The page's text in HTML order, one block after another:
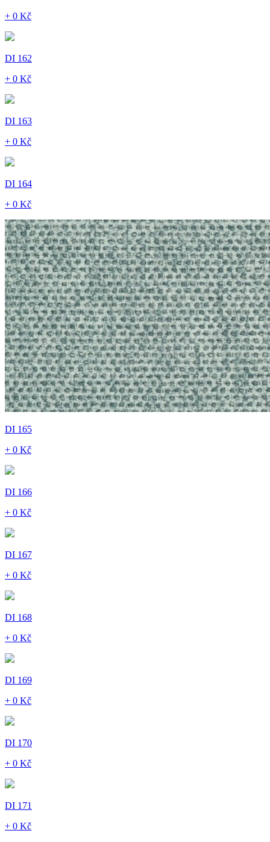
+ 0 Kč
DI 162
+ 0 Kč
DI 163
+ 0 Kč
DI 164
+ 0 Kč
DI 165
+ 0 Kč
DI 166
+ 0 Kč
DI 167
+ 0 Kč
DI 168
+ 0 Kč
DI 169
+ 0 Kč
DI 170
+ 0 Kč
DI 171
+ 0 Kč